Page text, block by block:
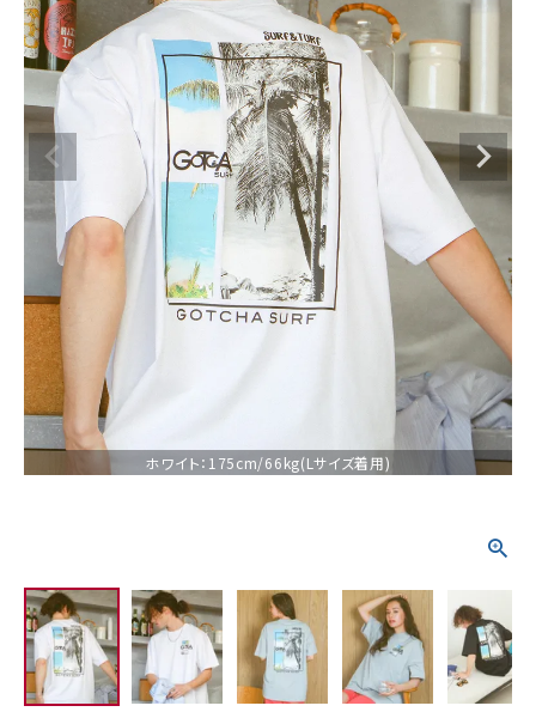
新着アイテム
カテゴリー
スタイリング
ニュース・特集
ランキング
お問い合わせ
ホワイト：175cm/66kg(Lサイズ着用)